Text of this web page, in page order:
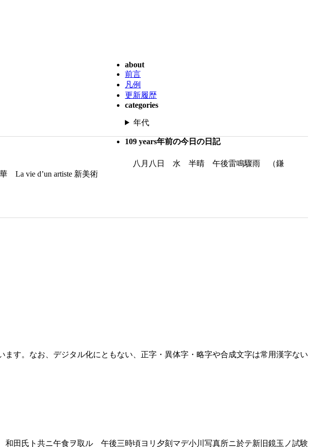
about
前言
凡例
更新履歴
categories
年代
109 years年前の今日の日記
八月八日 水 半晴 午後雷鳴驟雨 （鎌
vie d’un artiste 新美術
す。なお、デジタル化にともない、正字・異体字・略字や合成文字は常用漢字ない
氏ト共ニ午食ヲ取ル 午後三時頃ヨリ夕刻マデ小川写真所ニ於テ新旧鏡玉ノ試験